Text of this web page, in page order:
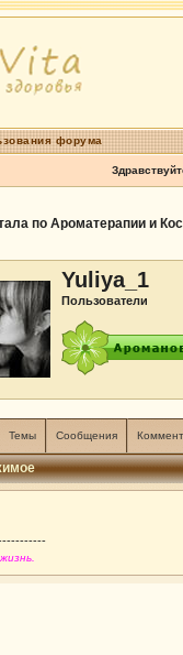
форума
по Ароматерапии и
Yuliya_1
Пользователи
Темы Сообщения